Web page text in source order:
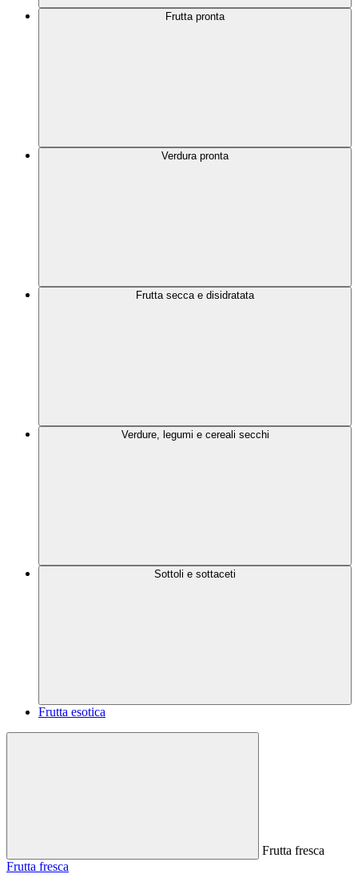
Frutta pronta
Verdura pronta
Frutta secca e disidratata
Verdure, legumi e cereali secchi
Sottoli e sottaceti
Frutta esotica
Frutta fresca
Frutta fresca